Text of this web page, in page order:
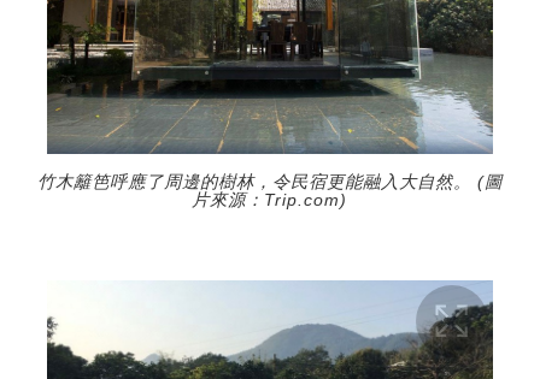
竹木籬笆呼應了周邊的樹林，令民宿更能融入大自然。 (圖
片來源：Trip.com)